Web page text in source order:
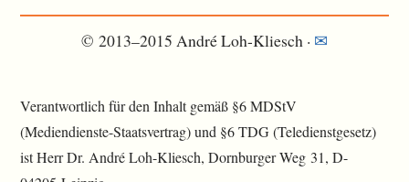
© 2013–2015 André Loh-Kliesch · ✉
Verantwortlich für den Inhalt gemäß §6 MDStV
(Mediendienste-Staatsvertrag) und §6 TDG (Teledienstgesetz)
ist Herr Dr. André Loh-Kliesch, Dornburger Weg 31, D-